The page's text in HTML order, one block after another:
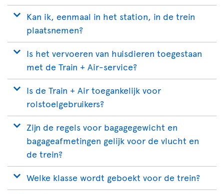
Kan ik, eenmaal in het station, in de trein
plaatsnemen?
Is het vervoeren van huisdieren toegestaan
met de Train + Air-service?
Is de Train + Air toegankelijk voor
rolstoelgebruikers?
Zijn de regels voor bagagegewicht en
bagageafmetingen gelijk voor de vlucht en
de trein?
Welke klasse wordt geboekt voor de trein?